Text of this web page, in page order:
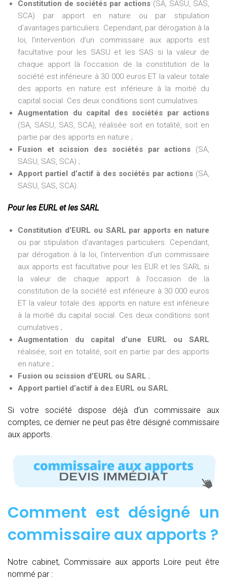
Constitution de sociétés par actions(SA, SASU, SAS,
SCA) par apport en nature ou par stipulation
d’avantages particuliers. Cependant, par dérogation à la
loi, l’intervention d’un commissaire aux apports est
facultative pour les SASU et les SAS si la valeur de
chaque apport là l’occasion de la constitution de la
société est inférieure à 30 000 euros ET la valeur totale
des apports en nature est inférieure à la moitié du
capital social. Ces deux conditions sont cumulatives.
Augmentation du capital des sociétés par actions
(SA, SASU, SAS, SCA), réalisée soit en totalité, soit en
partie par des apports en nature ;
Fusion et scission des sociétés par actions (SA,
SASU, SAS, SCA) ;
Apport partiel d’actif à des sociétés par actions(SA,
SASU, SAS, SCA).
Pour les EURL et les SARL
Constitution d’EURL ou SARL par apports en nature
ou par stipulation d’avantages particuliers. Cependant,
par dérogation à la loi, l’intervention d’un commissaire
aux apports est facultative pour les EUR et les SARL si
la valeur de chaque apport à l’occasion de la
constitution de la société est inférieure à 30 000 euros
ET la valeur totale des apports en nature est inférieure
à la moitié du capital social. Ces deux conditions sont
cumulatives ;
Augmentation du capital d’une EURL ou SARL
réalisée, soit en totalité, soit en partie par des apports
en nature ;
Fusion ou scission d’EURL ou SARL ;
Apport partiel d’actif à des EURL ou SARL.
Si votre société dispose déjà d’un commissaire aux
comptes, ce dernier ne peut pas être désigné commissaire
aux apports.
Comment est désigné un
commissaire aux apports ?
Notre cabinet, Commissaire aux apports Loire peut être
nommé par :